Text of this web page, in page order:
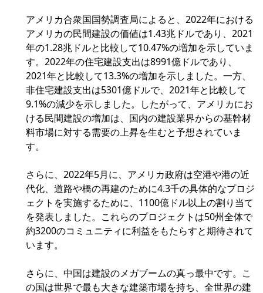
アメリカ合衆国国勢調査局によると、2022年における
アメリカの民間建設の価値は1.43兆ドルであり、2021
年の1.28兆ドルと比較して10.47%の増加を示していま
す。2022年の住宅建設支出は8991億ドルであり、
2021年と比較して13.3%の増加を示しました。一方、
非住宅建設支出は5301億ドルで、2021年と比較して
9.1%の減少を示しました。したがって、アメリカにお
ける民間建設の増加は、国内の建設業界からの基幹材
料市場に対する需要の上昇を生むと予想されていま
す。
さらに、2022年5月に、アメリカ政府は空港や港の近
代化、道路や橋の再建のために4.3千の具体的なプロジ
ェクトを実施するために、1100億ドル以上の割り当て
を発表しました。これらのプロジェクトは50州全体で
約3200のコミュニティに利益をもたらすと期待されて
います。
さらに、中国は建設のメガブームの真っ最中です。こ
の国は世界で最も大きな建築市場を持ち、全世界の建